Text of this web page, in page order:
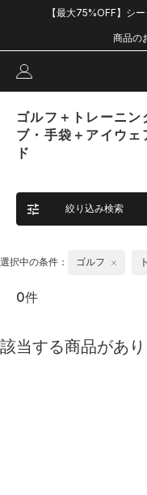
【最大75%OFF】シ
商品の
ゴルフ＋トレーニ
ブ・手袋＋アイウ
ド
絞り込み検索
選択中の条件： ゴルフ
0件
該当する商品があり